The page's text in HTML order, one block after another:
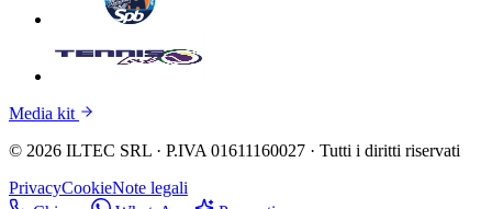
Media kit
© 2026 ILTEC SRL · P.IVA 01611160027 · Tutti i diritti riservati
PrivacyCookieNote legali